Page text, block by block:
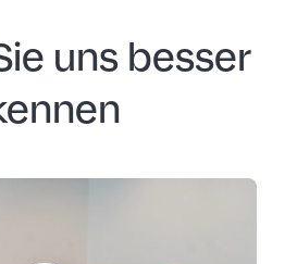
uns besser